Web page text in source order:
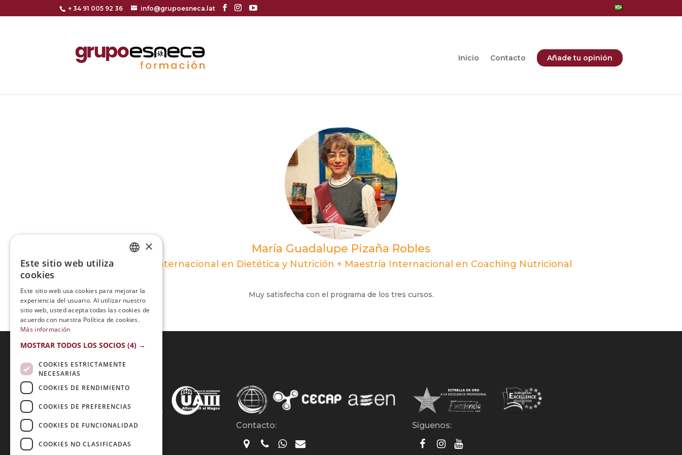
+ 34 91 005 92 36 info@grupoesneca.lat
Inicio Contacto Añade tu opinión
María Guadalupe Pizaña Robles
Maestría Internacional en Dietética y Nutrición + Maestría Internacional en Coaching Nutricional
Muy satisfecha con el programa de los tres cursos.
Acreditaciones:
Métodos de Pago: Contacto: Síguenos:
×
Este sitio web utiliza
cookies
Este sitio web usa cookies para mejorar la
experiencia del usuario. Al utilizar nuestro
sitio web, usted acepta todas las cookies de
acuerdo con nuestra Política de cookies.
Más información
MOSTRAR TODOS LOS SOCIOS (4) →
COOKIES ESTRICTAMENTE
NECESARIAS
COOKIES DE RENDIMIENTO
COOKIES DE PREFERENCIAS
COOKIES DE FUNCIONALIDAD
COOKIES NO CLASIFICADAS